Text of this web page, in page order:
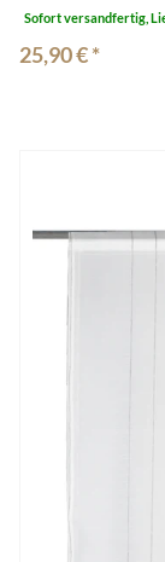
Sofort versandfertig,
25,90 € *